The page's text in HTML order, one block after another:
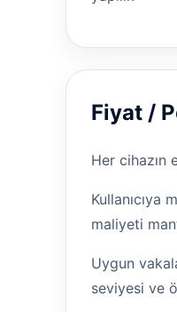
Fiyat /
Her cihazın
Kullanıcıya
maliyeti
Uygun
seviyesi ve